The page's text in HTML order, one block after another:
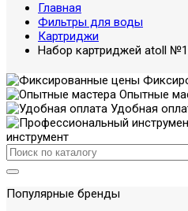
Главная
Фильтры для воды
Картриджи
Набор картриджей atoll
Опытные
Удобная
инструмент
Популярные бренды